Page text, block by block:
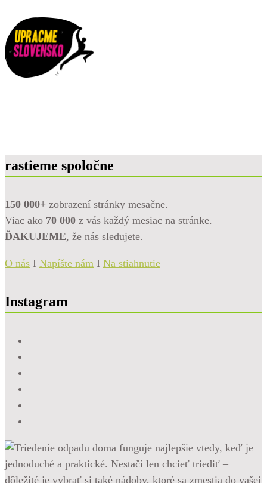
rastieme spoločne
150 000+ zobrazení stránky mesačne.
Viac ako 70 000 z vás každý mesiac na stránke.
ĎAKUJEME, že nás sledujete.
O nás I Napíšte nám I Na stiahnutie
Instagram